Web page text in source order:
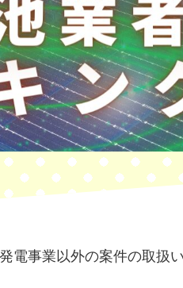
電事業以外の案件の取扱